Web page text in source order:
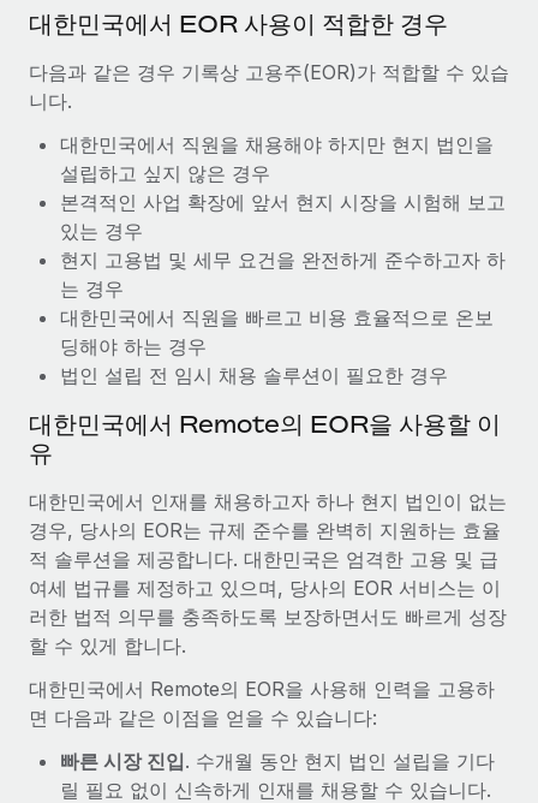
글로벌 인재 이동 및 전근
직원 해외 이전을 간편하게 처리
손쉬운 직원 복리후생 관리
블로그
Remote 제품 관련 소식: Gusto 및 Xero와의 통합과
Remote Contractor Management Plus
Remote의 사명은 모든 규모의 기업이 전 세계 어디서든 업무에 가
장 적합 사람을 찾아 채용 및 관리하고 급여를 지급하도록 돕는 것
입니다. 이를 위해 최근 몇 주 동안 새로운...
자세히 알아보기
비디오 콘텐츠를 활용한 마케팅이 계속해서 인기를 끌면서, 기업들
에게는 흥미롭고 전문적인 비디오 제작이 어느 때보다 중요해졌습
니다. 그러나 대부분의 회사들은 그렇게 높은 품질의...
자세히 알아보기
대한민국에서 EOR 사용이 적합한 경우
다음과 같은 경우 기록상 고용주(EOR)가 적합할 수 있습
니다.
대한민국에서 직원을 채용해야 하지만 현지 법인을
설립하고 싶지 않은 경우
본격적인 사업 확장에 앞서 현지 시장을 시험해 보고
있는 경우
현지 고용법 및 세무 요건을 완전하게 준수하고자 하
는 경우
대한민국에서 직원을 빠르고 비용 효율적으로 온보
딩해야 하는 경우
법인 설립 전 임시 채용 솔루션이 필요한 경우
대한민국에서 Remote의 EOR을 사용할 이
유
대한민국에서 인재를 채용하고자 하나 현지 법인이 없는
경우, 당사의 EOR는 규제 준수를 완벽히 지원하는 효율
적 솔루션을 제공합니다. 대한민국은 엄격한 고용 및 급
여세 법규를 제정하고 있으며, 당사의 EOR 서비스는 이
러한 법적 의무를 충족하도록 보장하면서도 빠르게 성장
할 수 있게 합니다.
대한민국에서 Remote의 EOR을 사용해 인력을 고용하
면 다음과 같은 이점을 얻을 수 있습니다:
빠른 시장 진입. 수개월 동안 현지 법인 설립을 기다
릴 필요 없이 신속하게 인재를 채용할 수 있습니다.